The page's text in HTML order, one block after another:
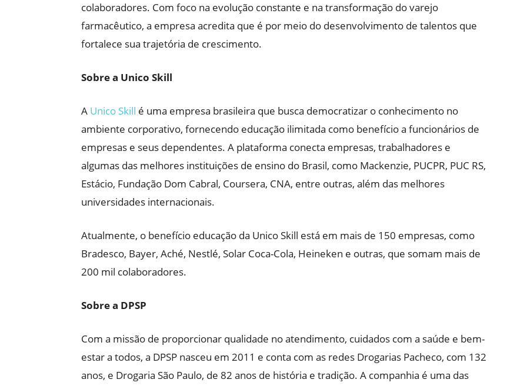
colaboradores. Com foco na evolução constante e na transformação do varejo
farmacêutico, a empresa acredita que é por meio do desenvolvimento de talentos que
fortalece sua trajetória de crescimento.
Sobre a Unico Skill
A Unico Skill é uma empresa brasileira que busca democratizar o conhecimento no
ambiente corporativo, fornecendo educação ilimitada como benefício a funcionários de
empresas e seus dependentes. A plataforma conecta empresas, trabalhadores e
algumas das melhores instituições de ensino do Brasil, como Mackenzie, PUCPR, PUC RS,
Estácio, Fundação Dom Cabral, Coursera, CNA, entre outras, além das melhores
universidades internacionais.
Atualmente, o benefício educação da Unico Skill está em mais de 150 empresas, como
Bradesco, Bayer, Aché, Nestlé, Solar Coca-Cola, Heineken e outras, que somam mais de
200 mil colaboradores.
Sobre a DPSP
Com a missão de proporcionar qualidade no atendimento, cuidados com a saúde e bem-
estar a todos, a DPSP nasceu em 2011 e conta com as redes Drogarias Pacheco, com 132
anos, e Drogaria São Paulo, de 82 anos de história e tradição. A companhia é uma das